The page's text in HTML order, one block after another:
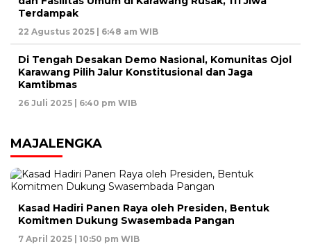
Terdampak
22 Agustus 2025 | 6:48 am WIB
Di Tengah Desakan Demo Nasional, Komunitas Ojol
Karawang Pilih Jalur Konstitusional dan Jaga
Kamtibmas
26 Juli 2025 | 6:40 pm WIB
MAJALENGKA
Kasad Hadiri Panen Raya oleh Presiden, Bentuk
Komitmen Dukung Swasembada Pangan
7 April 2025 | 10:50 pm WIB